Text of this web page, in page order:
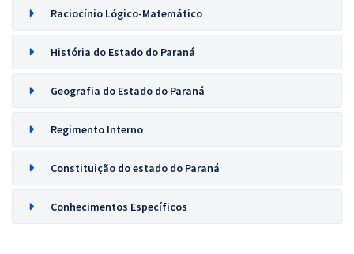
Raciocínio Lógico-Matemático
História do Estado do Paraná
Geografia do Estado do Paraná
Regimento Interno
Constituição do estado do Paraná
Conhecimentos Específicos